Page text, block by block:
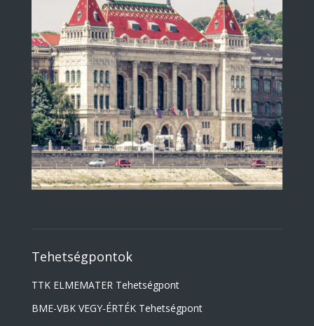
Tehetségpontok
TTK ELMEMATER Tehetségpont
BME-VBK VEGY-ÉRTÉK Tehetségpont